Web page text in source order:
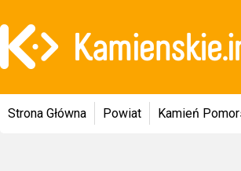
Strona Główna Powiat Kamień